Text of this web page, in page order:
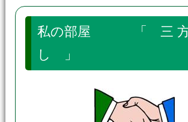
私の部屋 「 三 方
し 」